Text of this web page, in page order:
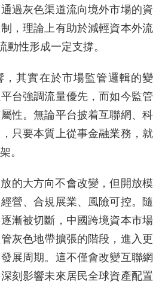
過灰色渠道流向境外市場的資
，理論上有助於減輕資本外流
動性形成一定支撐。
，其實在於市場監管邏輯的變
台強調流量優先，而如今監管
性。無論平台披着互聯網、科
只要本質上從事金融業務，就
。
的大方向不會改變，但開放模
營、合規展業、風險可控。隨
漸被切斷，中國跨境資本市場
灰色地帶擴張的階段，進入更
展周期。這不僅會改變互聯網
刻影響未來居民全球資產配置